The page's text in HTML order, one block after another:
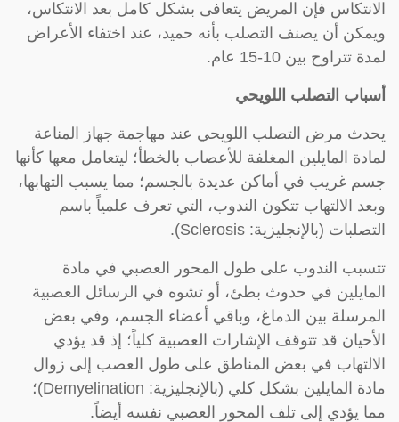
الانتكاس فإن المريض يتعافى بشكل كامل بعد الانتكاس،
ويمكن أن يصنف التصلب بأنه حميد، عند اختفاء الأعراض
لمدة تتراوح بين 10-15 عام.
أسباب التصلب اللويحي
يحدث مرض التصلب اللويحي عند مهاجمة جهاز المناعة
لمادة المايلين المغلفة للأعصاب بالخطأ؛ ليتعامل معها كأنها
جسم غريب في أماكن عديدة بالجسم؛ مما يسبب التهابها،
وبعد الالتهاب تتكون الندوب، التي تعرف علمياً باسم
التصلبات (بالإنجليزية: Sclerosis).
تتسبب الندوب على طول المحور العصبي في مادة
المايلين في حدوث بطئ، أو تشوه في الرسائل العصبية
المرسلة بين الدماغ، وباقي أعضاء الجسم، وفي بعض
الأحيان قد تتوقف الإشارات العصبية كلياً؛ إذ قد يؤدي
الالتهاب في بعض المناطق على طول العصب إلى زوال
مادة المايلين بشكل كلي (بالإنجليزية: Demyelination)؛
مما يؤدي إلى تلف المحور العصبي نفسه أيضاً.